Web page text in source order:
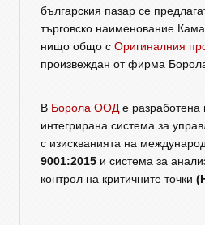
българския пазар се
търговско наименование
нищо общо с Оригиналния
произвеждан от фирма
В Борола ООДе разработена
интегрирана система за
с изискванията на
9001:2015 и система за
контрол на критичните точки